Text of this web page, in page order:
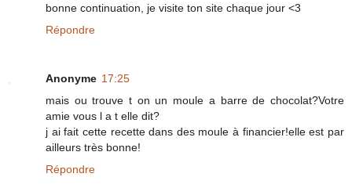
bonne continuation, je visite ton site chaque jour <3
Répondre
Anonyme 17:25
mais ou trouve t on un moule a barre de chocolat?Votre
amie vous l a t elle dit?
j ai fait cette recette dans des moule à financier!elle est par
ailleurs très bonne!
Répondre